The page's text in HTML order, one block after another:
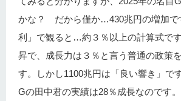
かな？ だから僅か…430兆円の増加で
利」で観ると…約３％以上の計算式で
昇で、成長力は３％と言う普通の政策
す。しかし1100兆円は「良い響き」で
Gの田中君の実績は28％成長なのです。